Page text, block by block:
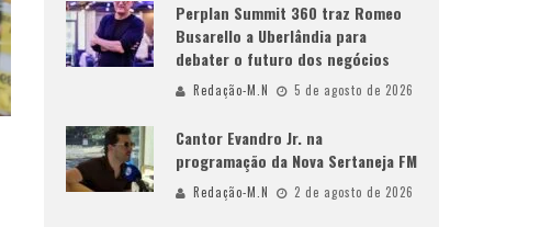
Perplan Summit 360 traz Romeo
Busarello a Uberlândia para
debater o futuro dos negócios
Redação-M.N 5 de agosto de 2026
Cantor Evandro Jr. na
programação da Nova Sertaneja FM
Redação-M.N 2 de agosto de 2026